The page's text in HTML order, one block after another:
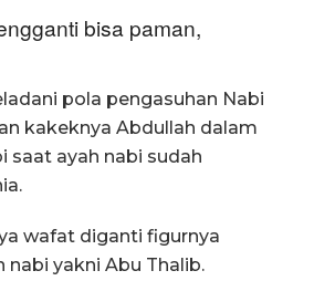
bisa paman,
pola pengasuhan Nabi
kakeknya Abdullah dalam
saat ayah nabi sudah
wafat diganti figurnya
nabi yakni Abu Thalib.